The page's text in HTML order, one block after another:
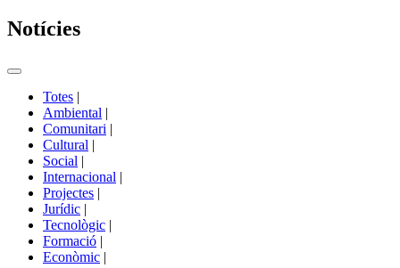
Notícies
Commutador
portals
Totes |
Ambiental |
Comunitari |
Cultural |
Social |
Internacional |
Projectes |
Jurídic |
Tecnològic |
Formació |
Econòmic |